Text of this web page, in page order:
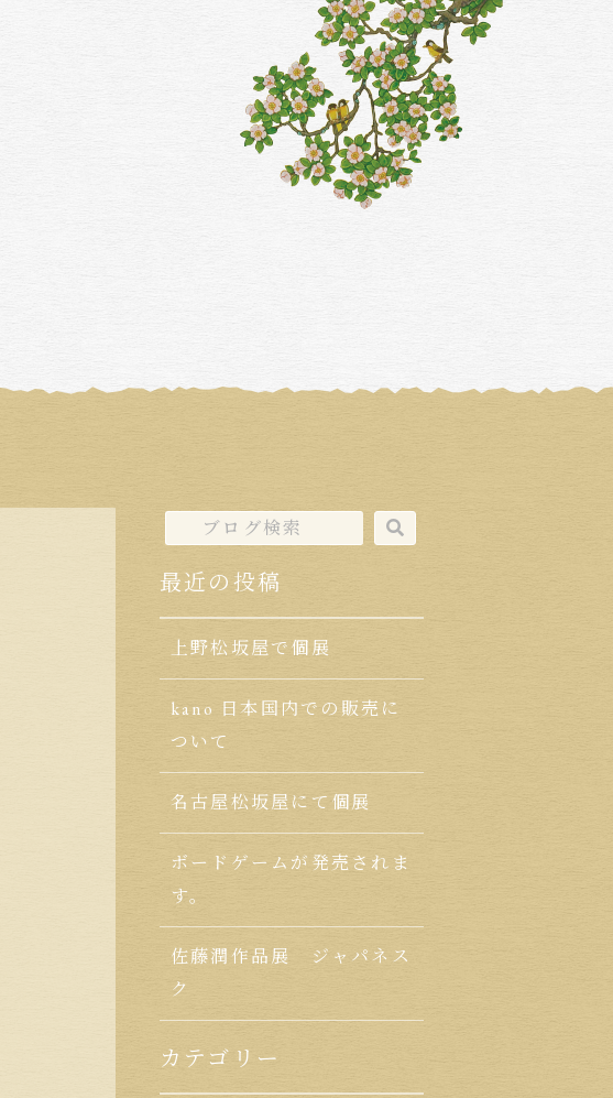
最近の投稿
上野松坂屋で個展
kano 日本国内での販売に
ついて
名古屋松坂屋にて個展
ボードゲームが発売されま
す。
佐藤潤作品展 ジャパネス
ク
カテゴリー